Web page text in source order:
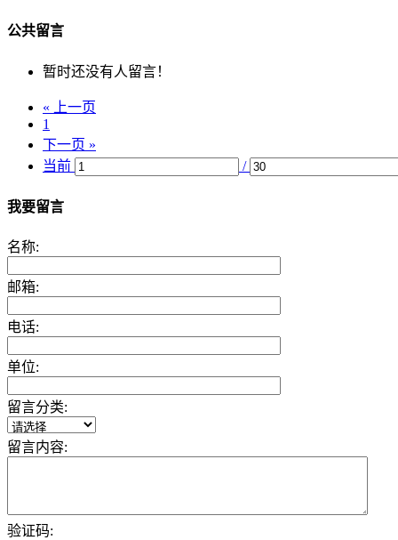
公共留言
暂时还没有人留言！
« 上一页
1
下一页 »
当前
/
我要留言
名称:
邮箱:
电话:
单位:
留言分类:
留言内容:
验证码: